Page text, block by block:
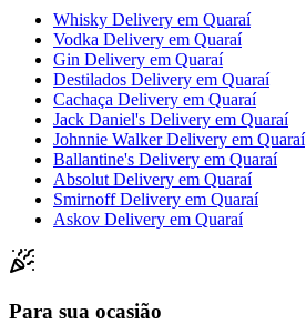
Whisky Delivery em Quaraí
Vodka Delivery em Quaraí
Gin Delivery em Quaraí
Destilados Delivery em Quaraí
Cachaça Delivery em Quaraí
Jack Daniel's Delivery em Quaraí
Johnnie Walker Delivery em Quaraí
Ballantine's Delivery em Quaraí
Absolut Delivery em Quaraí
Smirnoff Delivery em Quaraí
Askov Delivery em Quaraí
Para sua ocasião